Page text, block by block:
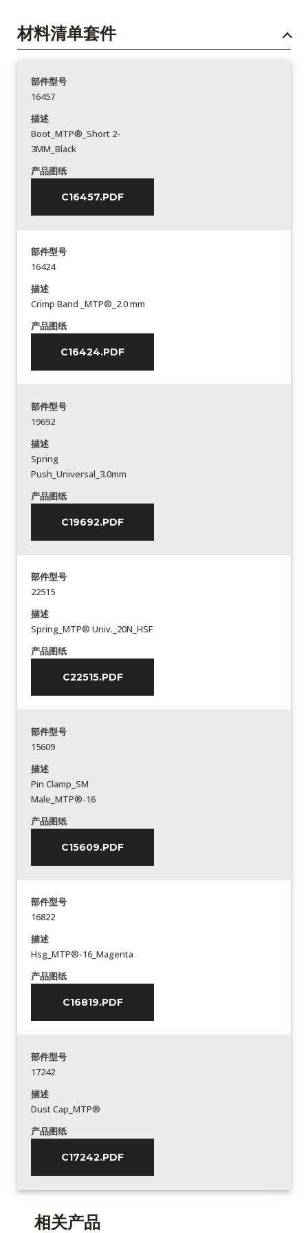
材料清单套件
部件型号
16457
描述
Boot_MTP®_Short 2-
3MM_Black
产品图纸
C16457.PDF
部件型号
16424
描述
Crimp Band _MTP®_2.0 mm
产品图纸
C16424.PDF
部件型号
19692
描述
Spring
Push_Universal_3.0mm
产品图纸
C19692.PDF
部件型号
22515
描述
Spring_MTP® Univ._20N_HSF
产品图纸
C22515.PDF
部件型号
15609
描述
Pin Clamp_SM
Male_MTP®-16
产品图纸
C15609.PDF
部件型号
16822
描述
Hsg_MTP®-16_Magenta
产品图纸
C16819.PDF
部件型号
17242
描述
Dust Cap_MTP®
产品图纸
C17242.PDF
相关产品